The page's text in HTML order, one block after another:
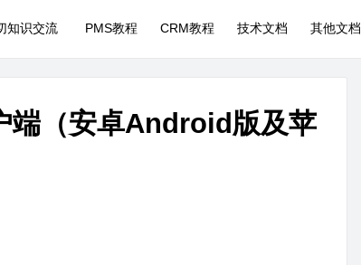
知识交流 PMS教程 CRM教程 技术文档 其他文档
端（安卓Android版及苹